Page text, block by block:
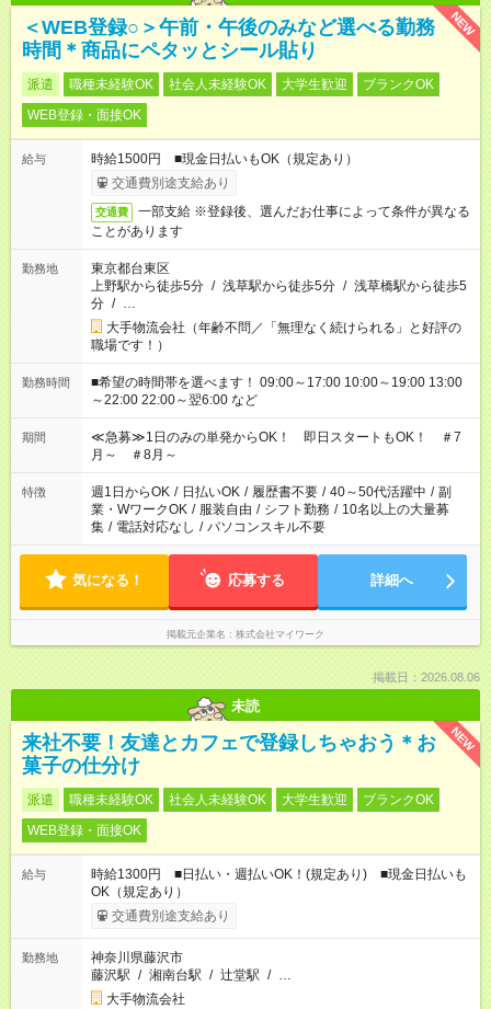
NEW
＜WEB登録○＞午前・午後のみなど選べる勤務
時間＊商品にペタッとシール貼り
派遣 職種未経験OK 社会人未経験OK 大学生歓迎
ブランクOK
WEB登録・面接OK
給与
時給1500円 ■現金日払いもOK（規定あり）
交通費別途支給あり
交通費
一部支給 ※登録後、選んだお仕事によって条件が異なる
ことがあります
勤務地
東京都台東区
上野駅から徒歩5分 / 浅草駅から徒歩5分 / 浅草橋駅から徒歩5
分 / …
大手物流会社（年齢不問／「無理なく続けられる」と好評の
職場です！）
勤務時間
■希望の時間帯を選べます！ 09:00～17:00 10:00～19:00 13:00
～22:00 22:00～翌6:00 など
期間
≪急募≫1日のみの単発からOK！ 即日スタートもOK！ ＃7
月～ ＃8月～
特徴 週1日からOK / 日払いOK / 履歴書不要 / 40～50代活躍中 / 副
業・WワークOK / 服装自由 / シフト勤務 / 10名以上の大量募
集 / 電話対応なし / パソコンスキル不要
気になる！ 応募する 詳細へ
掲載元企業名 株式会社マイワーク
掲載日：2026.08.06
未読
NEW
来社不要！友達とカフェで登録しちゃおう＊お
菓子の仕分け
派遣 職種未経験OK 社会人未経験OK 大学生歓迎
ブランクOK
WEB登録・面接OK
給与
時給1300円 ■日払い・週払いOK！(規定あり) ■現金日払いも
OK（規定あり）
交通費別途支給あり
勤務地
神奈川県藤沢市
藤沢駅 / 湘南台駅 / 辻堂駅 / …
大手物流会社